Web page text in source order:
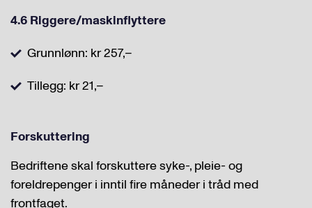
4.6 Riggere/maskinflyttere
Grunnlønn: kr 257,–
Tillegg: kr 21,–
Forskuttering
Bedriftene skal forskuttere syke-, pleie- og
foreldrepenger i inntil fire måneder i tråd med
frontfaget.